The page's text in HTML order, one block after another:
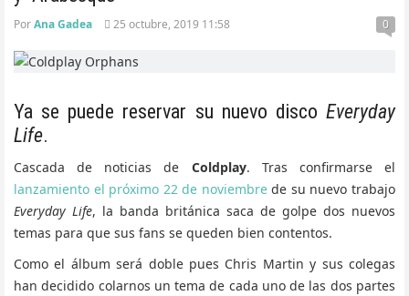
PorAna Gadea 25 octubre, 2019 11:58 0
Ya se puede reservar su nuevo disco Everyday
Life.
Cascada de noticias de Coldplay. Tras confirmarse el
lanzamiento el próximo 22 de noviembrede su nuevo trabajo
Everyday Life, la banda británica saca de golpe dos nuevos
temas para que sus fans se queden bien contentos.
Como el álbum será doble pues Chris Martin y sus colegas
han decidido colarnos un tema de cada uno de las dos partes